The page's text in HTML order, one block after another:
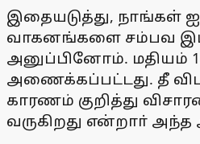
இதையடுத்து, நாங்கள்
வாகனங்களை சம்பவ
அனுப்பினோம். மதியம்
அணைக்கப்பட்டது. தீ
காரணம் குறித்து
வருகிறது என்றாா் அந்த